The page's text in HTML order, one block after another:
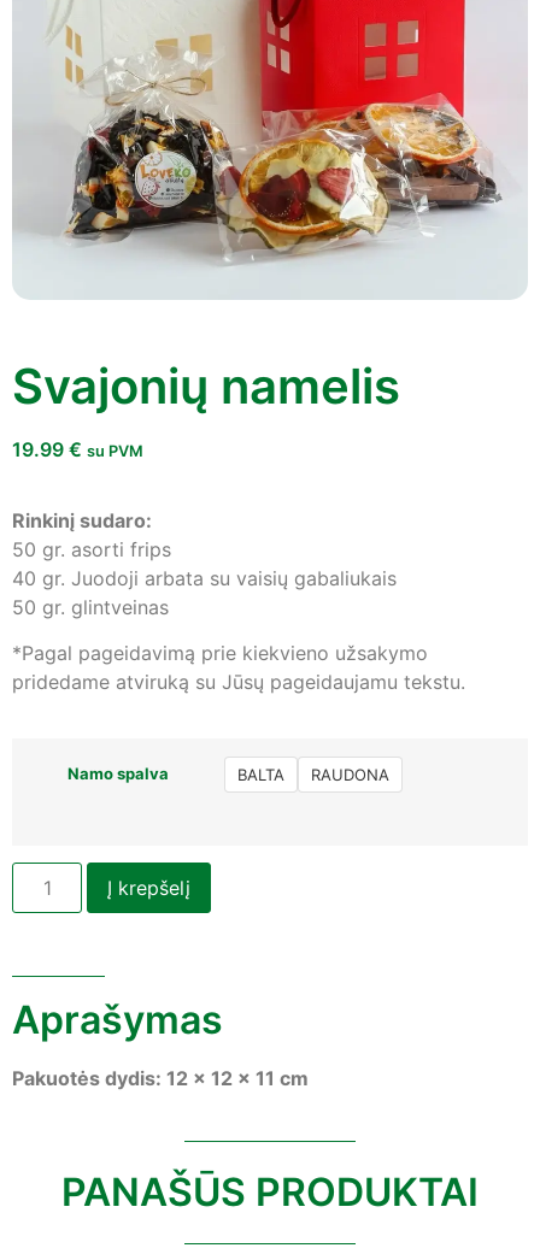
Svajonių namelis
19.99 € su PVM
Rinkinį sudaro:
50 gr. asorti frips
40 gr. Juodoji arbata su vaisių gabaliukais
50 gr. glintveinas
*Pagal pageidavimą prie kiekvieno užsakymo
pridedame atviruką su Jūsų pageidaujamu tekstu.
Namo spalva BALTA RAUDONA
Į krepšelį
Aprašymas
Pakuotės dydis: 12 x 12 x 11 cm
PANAŠŪS PRODUKTAI